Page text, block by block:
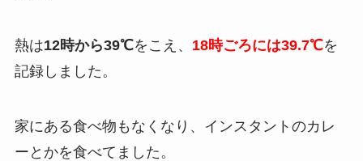
熱は12時から39℃をこえ、 18時ごろには39.7℃を
記録しました。
家にある食べ物もなくなり、インスタントのカレ
ーとかを食べてました。